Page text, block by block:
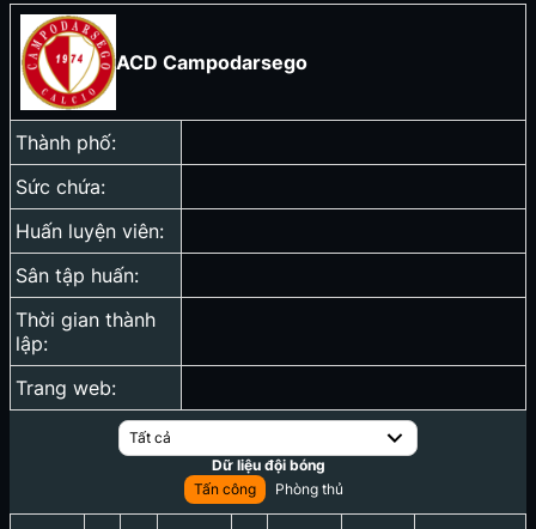
ACD Campodarsego
Thành phố:
Sức chứa:
Huấn luyện viên:
Sân tập huấn:
Thời gian thành
lập:
Trang web:
Tất cả
Dữ liệu đội bóng
Tấn công
Phòng thủ